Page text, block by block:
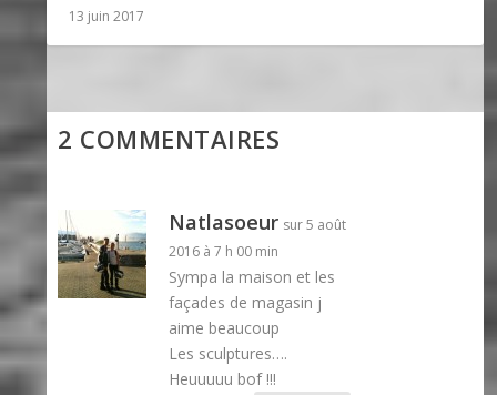
13 juin 2017
2 COMMENTAIRES
Natlasoeur sur 5 août
2016 à 7 h 00 min
Sympa la maison et les
façades de magasin j
aime beaucoup
Les sculptures….
Heuuuuu bof !!!